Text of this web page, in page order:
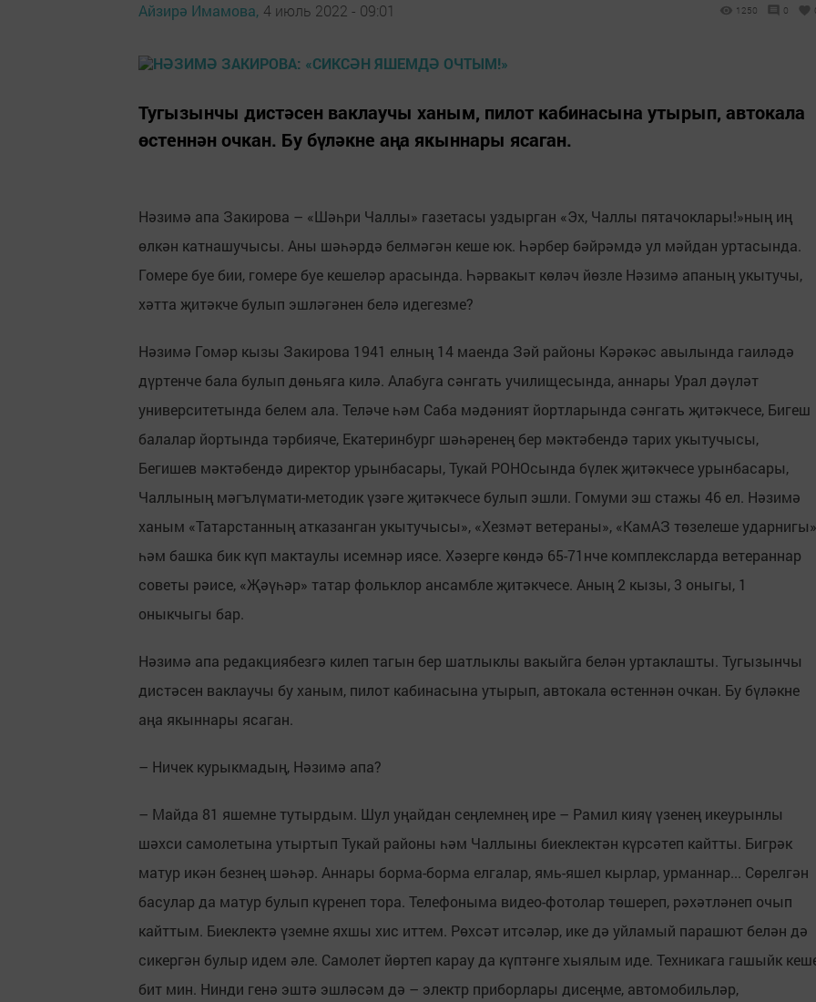
Айзирә Имамова, 4 июль 2022 - 09:01 1250 0
Тугызынчы дистәсен ваклаучы ханым, пилот кабинасына утырып, автокала
өстеннән очкан. Бу бүләкне аңа якыннары ясаган.
Нәзимә апа Закирова – «Шәһри Чаллы» газетасы уздырган «Эх, Чаллы пятачоклары!»ның иң
өлкән катнашучысы. Аны шәһәрдә белмәгән кеше юк. Һәрбер бәйрәмдә ул мәйдан уртасында.
Гомере буе бии, гомере буе кешеләр арасында. Һәрвакыт көләч йөзле Нәзимә апаның укытучы,
хәтта җитәкче булып эшләгәнен белә идегезме?
Нәзимә Гомәр кызы Закирова 1941 елның 14 маенда Зәй районы Кәрәкәс авылында гаиләдә
дүртенче бала булып дөньяга килә. Алабуга сәнгать училищесында, аннары Урал дәүләт
университетында белем ала. Теләче һәм Саба мәдәният йортларында сәнгать җитәкчесе, Бигеш
балалар йортында тәрбияче, Екатеринбург шәһәренең бер мәктәбендә тарих укытучысы,
Бегишев мәктәбендә директор урынбасары, Тукай РОНОсында бүлек җитәкчесе урынбасары,
Чаллының мәгълүмати-методик үзәге җитәкчесе булып эшли. Гомуми эш стажы 46 ел. Нәзимә
ханым «Татарстанның атказанган укытучысы», «Хезмәт ветераны», «КамАЗ төзелеше ударнигы»
һәм башка бик күп мактаулы исемнәр иясе. Хәзерге көндә 65-71нче комплексларда ветераннар
советы рәисе, «Җәүһәр» татар фольклор ансамбле җитәкчесе. Аның 2 кызы, 3 оныгы, 1
оныкчыгы бар.
Нәзимә апа редакциябезгә килеп тагын бер шатлыклы вакыйга белән уртаклашты. Тугызынчы
дистәсен ваклаучы бу ханым, пилот кабинасына утырып, автокала өстеннән очкан. Бу бүләкне
аңа якыннары ясаган.
– Ничек курыкмадың, Нәзимә апа?
– Майда 81 яшемне тутырдым. Шул уңайдан сеңлемнең ире – Рамил кияү үзенең икеурынлы
шәхси самолетына утыртып Тукай районы һәм Чаллыны биеклектән күрсәтеп кайтты. Бигрәк
матур икән безнең шәһәр. Аннары борма-борма елгалар, ямь-яшел кырлар, урманнар... Сөрелгән
басулар да матур булып күренеп тора. Телефоныма видео-фотолар төшереп, рәхәтләнеп очып
кайттым. Биеклектә үземне яхшы хис иттем. Рөхсәт итсәләр, ике дә уйламый парашют белән дә
сикергән булыр идем әле. Самолет йөртеп карау да күптәнге хыялым иде. Техникага гашыйк
бит мин. Нинди генә эштә эшләсәм дә – электр приборлары дисеңме, автомобильләр,